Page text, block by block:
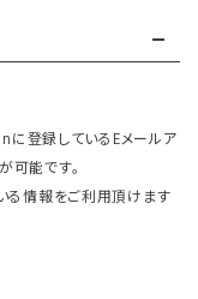
登録しているEメールア
可能です。
る情報をご利用頂けます